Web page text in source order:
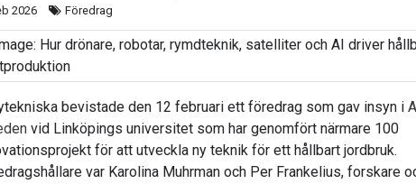
2026 Föredrag
bevistade den 12 februari ett föredrag som gav insyn i
vid Linköpings universitet som har genomfört närmare 100
för att utveckla ny teknik för ett hållbart jordbruk.
var Karolina Muhrman och Per Frankelius, forskare